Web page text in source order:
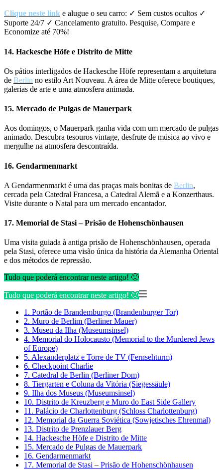
Clique neste link e alugue o seu carro: ✓ Sem custos ocultos ✓
Suporte 24/7 ✓ Cancelamento gratuito. Pesquise, Compare e
Economize até 70%!
14. Hackesche Höfe e Distrito de Mitte
Os pátios interligados de Hackesche Höfe representam a arquitetura
de Berlin no estilo Art Nouveau. A área de Mitte oferece boutiques,
galerias de arte e uma atmosfera animada.
15. Mercado de Pulgas de Mauerpark
Aos domingos, o Mauerpark ganha vida com um mercado de pulgas
animado. Descubra tesouros vintage, desfrute de música ao vivo e
mergulhe na atmosfera descontraída.
16. Gendarmenmarkt
A Gendarmenmarkt é uma das praças mais bonitas de Berlin,
cercada pela Catedral Francesa, a Catedral Alemã e a Konzerthaus.
Visite durante o Natal para um mercado encantador.
17. Memorial de Stasi – Prisão de Hohenschönhausen
Uma visita guiada à antiga prisão de Hohenschönhausen, operada
pela Stasi, oferece uma visão única da história da Alemanha Oriental
e dos métodos de repressão.
Tudo que poderá encontrar neste artigo! 🙂
Tudo que poderá encontrar neste artigo! 🙂
1. Portão de Brandemburgo (Brandenburger Tor)
2. Muro de Berlim (Berliner Mauer)
3. Museu da Ilha (Museumsinsel)
4. Memorial do Holocausto (Memorial to the Murdered Jews
of Europe)
5. Alexanderplatz e Torre de TV (Fernsehturm)
6. Checkpoint Charlie
7. Catedral de Berlin (Berliner Dom)
8. Tiergarten e Coluna da Vitória (Siegessäule)
9. Ilha dos Museus (Museumsinsel)
10. Distrito de Kreuzberg e Muro do East Side Gallery
11. Palácio de Charlottenburg (Schloss Charlottenburg)
12. Memorial da Guerra Soviética (Sowjetisches Ehrenmal)
13. Distrito de Prenzlauer Berg
14. Hackesche Höfe e Distrito de Mitte
15. Mercado de Pulgas de Mauerpark
16. Gendarmenmarkt
17. Memorial de Stasi – Prisão de Hohenschönhausen